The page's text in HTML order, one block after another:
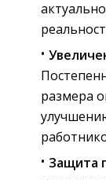
размера
Защита